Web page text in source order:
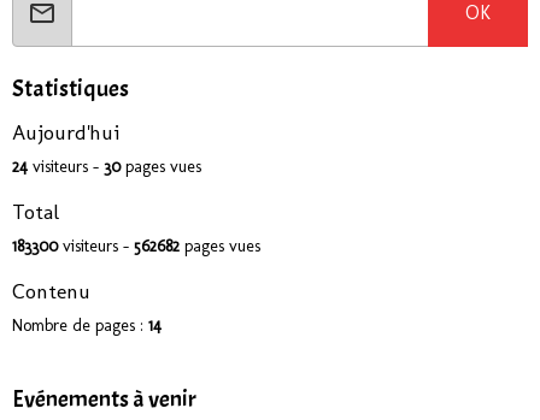
OK
Statistiques
Aujourd'hui
24 visiteurs - 30pages vues
Total
183300visiteurs - 562682 pages vues
Contenu
Nombre de pages : 14
Evénements à venir